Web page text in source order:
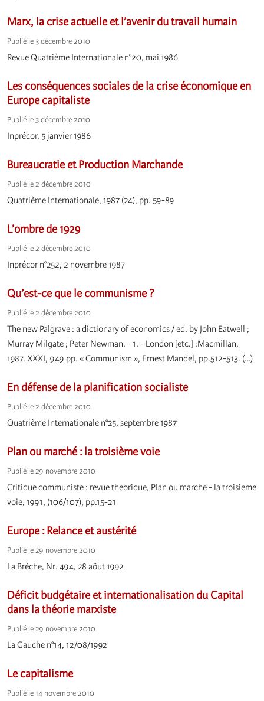
Marx, la crise actuelle et l’avenir du travail humain
Publié le 3 décembre 2010
Revue Quatrième Internationale n°20, mai 1986
Les conséquences sociales de la crise économique en
Europe capitaliste
Publié le 3 décembre 2010
Inprécor, 5 janvier 1986
Bureaucratie et Production Marchande
Publié le 2 décembre 2010
Quatrième Internationale, 1987 (24), pp. 59-89
L’ombre de 1929
Publié le 2 décembre 2010
Inprécor n°252, 2 novembre 1987
Qu’est-ce que le communisme ?
Publié le 2 décembre 2010
The new Palgrave : a dictionary of economics / ed. by John Eatwell ;
Murray Milgate ; Peter Newman. - 1. - London [etc.] :Macmillan,
1987. XXXI, 949 pp. « Communism », Ernest Mandel, pp.512-513. (…)
En défense de la planification socialiste
Publié le 2 décembre 2010
Quatrième Internationale n°25, septembre 1987
Plan ou marché : la troisième voie
Publié le 29 novembre 2010
Critique communiste : revue theorique, Plan ou marche - la troisieme
voie, 1991, (106/107), pp.15-21
Europe : Relance et austérité
Publié le 29 novembre 2010
La Brèche, Nr. 494, 28 aôut 1992
Déficit budgétaire et internationalisation du Capital
dans la théorie marxiste
Publié le 29 novembre 2010
La Gauche n°14, 12/08/1992
Le capitalisme
Publié le 14 novembre 2010